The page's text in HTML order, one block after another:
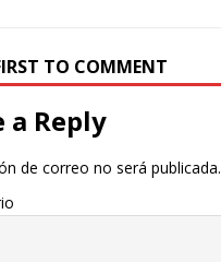
TO COMMENT
a Reply
de correo no será publicada.